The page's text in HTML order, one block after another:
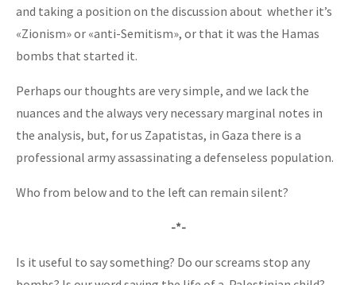
and taking a position on the discussion about whether it’s
«Zionism» or «anti-Semitism», or that it was the Hamas
bombs that started it.
Perhaps our thoughts are very simple, and we lack the
nuances and the always very necessary marginal notes in
the analysis, but, for us Zapatistas, in Gaza there is a
professional army assassinating a defenseless population.
Who from below and to the left can remain silent?
-*-
Is it useful to say something? Do our screams stop any